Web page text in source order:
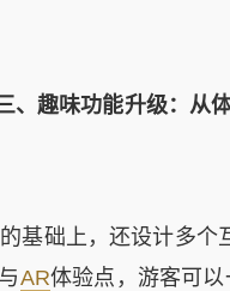
、 趣味功能升级：从
础上，还设计多个
AR体验点，游客可以